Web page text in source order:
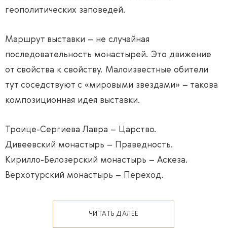
геополитических заповедей.
Маршрут выставки – не случайная
последовательность монастырей. Это движение
от свойства к свойству. Малоизвестные обители
тут соседствуют с «мировыми звездами» – такова
композиционная идея выставки.
Троице-Сергиева Лавра – Царство.
Дивеевский монастырь – Праведность.
Кирилло-Белозерский монастырь – Аскеза.
Верхотурский монастырь – Переход.
ЧИТАТЬ ДАЛЕЕ